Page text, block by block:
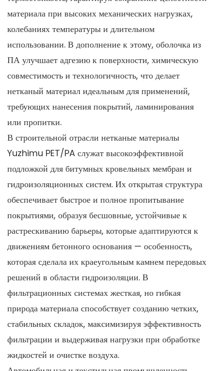
материала при высоких механических нагрузках,
колебаниях температуры и длительном
использовании. В дополнение к этому, оболочка из
ПА улучшает адгезию к поверхности, химическую
совместимость и технологичность, что делает
нетканый материал идеальным для применений,
требующих нанесения покрытий, ламинирования
или пропитки.
В строительной отрасли нетканые материалы
Yuzhimu PET/PA служат высокоэффективной
подложкой для битумных кровельных мембран и
гидроизоляционных систем. Их открытая структура
обеспечивает быстрое и полное пропитывание
покрытиями, образуя бесшовные, устойчивые к
растрескиванию барьеры, которые адаптируются к
движениям бетонного основания — особенность,
которая сделала их краеугольным камнем передовых
решений в области гидроизоляции. В
фильтрационных системах жесткая, но гибкая
природа материала способствует созданию четких,
стабильных складок, максимизируя эффективность
фильтрации и выдерживая нагрузки при обработке
жидкостей и очистке воздуха.